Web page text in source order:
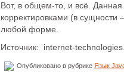
Вот, в общем-то, и всё.
корректировками (в
любой форме.
Источник: internet-
Опубликовано в рубрике Язык